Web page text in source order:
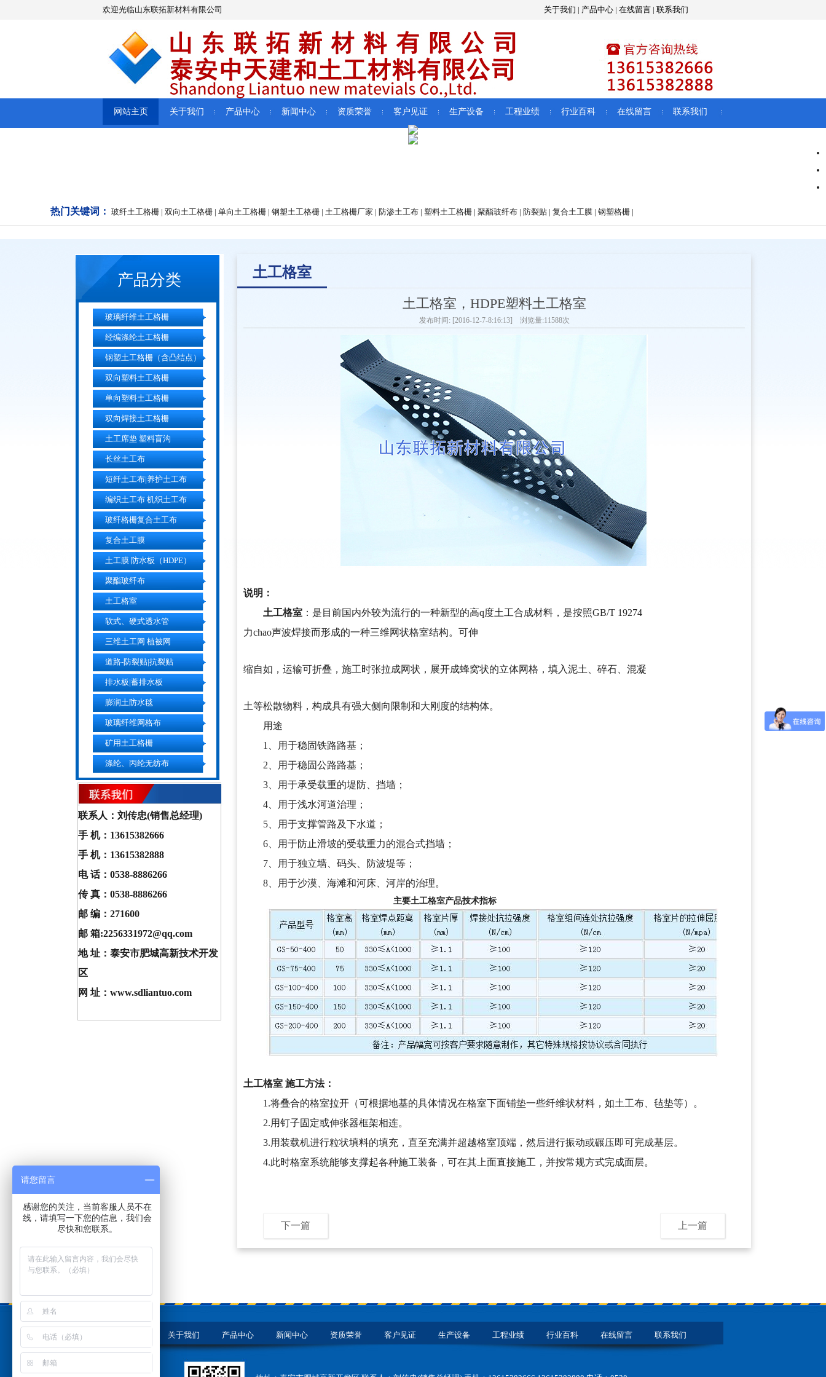
欢迎光临山东联拓新材料有限公司 关于我们 | 产品中心 | 在线留言 | 联系我们
网站主页 关于我们 产品中心 新闻中心 资质荣誉 客户见证 生产设备 工程业绩 行业百科 在线留言 联系我们
热门关键词： 玻纤土工格栅 | 双向土工格栅 | 单向土工格栅 | 钢塑土工格栅 | 土工格栅厂家 | 防渗土工布 | 塑料土工格栅 | 聚酯玻纤布 | 防裂贴 | 复合土工膜 | 钢塑格栅 |
产品分类
玻璃纤维土工格栅
经编涤纶土工格栅
钢塑土工格栅（含凸结点）
双向塑料土工格栅
单向塑料土工格栅
双向焊接土工格栅
土工席垫 塑料盲沟
长丝土工布
短纤土工布|养护土工布
编织土工布 机织土工布
玻纤格栅复合土工布
复合土工膜
土工膜 防水板（HDPE）
聚酯玻纤布
土工格室
软式、硬式透水管
三维土工网 植被网
道路-防裂贴|抗裂贴
排水板|蓄排水板
膨润土防水毯
玻璃纤维网格布
矿用土工格栅
涤纶、丙纶无纺布
联系人：刘传忠(销售总经理)
手 机：13615382666
手 机：13615382888
电 话：0538-8886266
传 真：0538-8886266
邮 编：271600
邮 箱:2256331972@qq.com
地 址：泰安市肥城高新技术开发
区
网 址：www.sdliantuo.com
土工格室
土工格室，HDPE塑料土工格室
发布时间: [2016-12-7-8:16:13] 浏览量:11588次
说明：
土工格室 ：是目前国内外较为流行的一种新型的高q度土工合成材料，是按照GB/T 19274
力chao声波焊接而形成的一种三维网状格室结构。可伸
缩自如，运输可折叠，施工时张拉成网状，展开成蜂窝状的立体网格，填入泥土、碎石、混凝
土等松散物料，构成具有强大侧向限制和大刚度的结构体。
用途
1、用于稳固铁路路基；
2、用于稳固公路路基；
3、用于承受载重的堤防、挡墙；
4、用于浅水河道治理；
5、用于支撑管路及下水道；
6、用于防止滑坡的受载重力的混合式挡墙；
7、用于独立墙、码头、防波堤等；
8、用于沙漠、海滩和河床、河岸的治理。
主要土工格室产品技术指标
土工格室 施工方法：
1.将叠合的格室拉开（可根据地基的具体情况在格室下面铺垫一些纤维状材料，如土工布、毡垫等）。
2.用钉子固定或伸张器框架相连。
3.用装载机进行粒状填料的填充，直至充满并超越格室顶端，然后进行振动或碾压即可完成基层。
4.此时格室系统能够支撑起各种施工装备，可在其上面直接施工，并按常规方式完成面层。
上一篇
下一篇
关于我们 产品中心 新闻中心 资质荣誉 客户见证 生产设备 工程业绩 行业百科 在线留言 联系我们
请您留言
感谢您的关注，当前客服人员不在
线，请填写一下您的信息，我们会
尽快和您联系。